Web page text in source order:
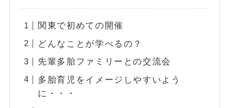
関東で初めての開催
どんなことが学べるの？
先輩多胎ファミリーとの交流会
多胎育児をイメージしやすいよう
に・・・